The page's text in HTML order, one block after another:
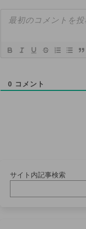
0 コメント
サイト内記事検索